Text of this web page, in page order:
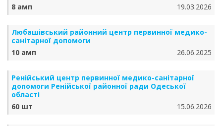
8 амп
19.03.2026
Любашівський районний центр первинної медико-
санітарної допомоги
10 амп
26.06.2025
Ренійський центр первинної медико-санітарної
допомоги Ренійської районної ради Одеської
області
60 шт
15.06.2026